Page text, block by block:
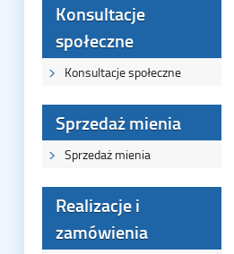
Konsultacje
społeczne
Konsultacje społeczne
Sprzedaż mienia
Sprzedaż mienia
Realizacje i
zamówienia